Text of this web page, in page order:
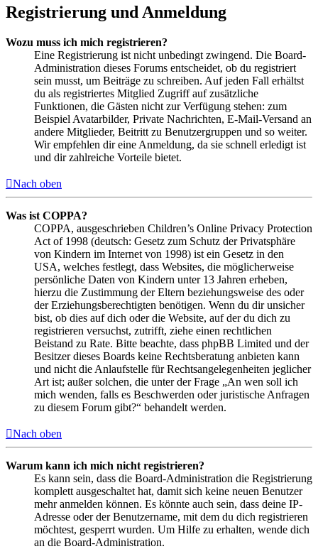
Registrierung und Anmeldung
Wozu muss ich mich registrieren?
Eine Registrierung ist nicht unbedingt zwingend. Die Board-
Administration dieses Forums entscheidet, ob du registriert
sein musst, um Beiträge zu schreiben. Auf jeden Fall erhältst
du als registriertes Mitglied Zugriff auf zusätzliche
Funktionen, die Gästen nicht zur Verfügung stehen: zum
Beispiel Avatarbilder, Private Nachrichten, E-Mail-Versand an
andere Mitglieder, Beitritt zu Benutzergruppen und so weiter.
Wir empfehlen dir eine Anmeldung, da sie schnell erledigt ist
und dir zahlreiche Vorteile bietet.
Nach oben
Was ist COPPA?
COPPA, ausgeschrieben Children’s Online Privacy Protection
Act of 1998 (deutsch: Gesetz zum Schutz der Privatsphäre
von Kindern im Internet von 1998) ist ein Gesetz in den
USA, welches festlegt, dass Websites, die möglicherweise
persönliche Daten von Kindern unter 13 Jahren erheben,
hierzu die Zustimmung der Eltern beziehungsweise des oder
der Erziehungsberechtigten benötigen. Wenn du dir unsicher
bist, ob dies auf dich oder die Website, auf der du dich zu
registrieren versuchst, zutrifft, ziehe einen rechtlichen
Beistand zu Rate. Bitte beachte, dass phpBB Limited und der
Besitzer dieses Boards keine Rechtsberatung anbieten kann
und nicht die Anlaufstelle für Rechtsangelegenheiten jeglicher
Art ist; außer solchen, die unter der Frage „An wen soll ich
mich wenden, falls es Beschwerden oder juristische Anfragen
zu diesem Forum gibt?“ behandelt werden.
Nach oben
Warum kann ich mich nicht registrieren?
Es kann sein, dass die Board-Administration die Registrierung
komplett ausgeschaltet hat, damit sich keine neuen Benutzer
mehr anmelden können. Es könnte auch sein, dass deine IP-
Adresse oder der Benutzername, mit dem du dich registrieren
möchtest, gesperrt wurden. Um Hilfe zu erhalten, wende dich
an die Board-Administration.